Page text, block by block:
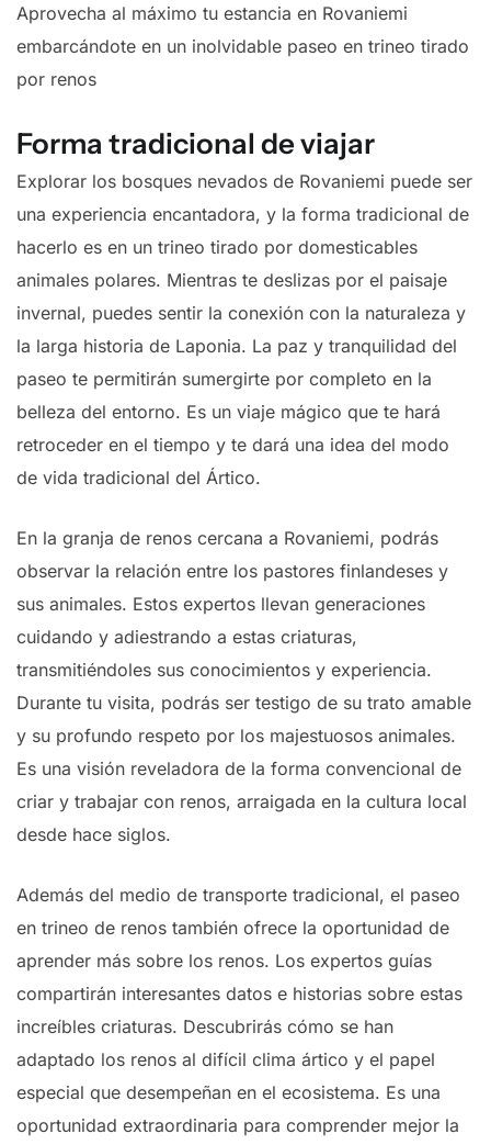
Aprovecha al máximo tu estancia en Rovaniemi
embarcándote en un inolvidable paseo en trineo tirado
por renos
Forma tradicional de viajar
Explorar los bosques nevados de Rovaniemi puede ser
una experiencia encantadora, y la forma tradicional de
hacerlo es en un trineo tirado por domesticables
animales polares. Mientras te deslizas por el paisaje
invernal, puedes sentir la conexión con la naturaleza y
la larga historia de Laponia. La paz y tranquilidad del
paseo te permitirán sumergirte por completo en la
belleza del entorno. Es un viaje mágico que te hará
retroceder en el tiempo y te dará una idea del modo
de vida tradicional del Ártico.
En la granja de renos cercana a Rovaniemi, podrás
observar la relación entre los pastores finlandeses y
sus animales. Estos expertos llevan generaciones
cuidando y adiestrando a estas criaturas,
transmitiéndoles sus conocimientos y experiencia.
Durante tu visita, podrás ser testigo de su trato amable
y su profundo respeto por los majestuosos animales.
Es una visión reveladora de la forma convencional de
criar y trabajar con renos, arraigada en la cultura local
desde hace siglos.
Además del medio de transporte tradicional, el paseo
en trineo de renos también ofrece la oportunidad de
aprender más sobre los renos. Los expertos guías
compartirán interesantes datos e historias sobre estas
increíbles criaturas. Descubrirás cómo se han
adaptado los renos al difícil clima ártico y el papel
especial que desempeñan en el ecosistema. Es una
oportunidad extraordinaria para comprender mejor la